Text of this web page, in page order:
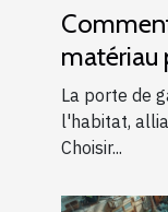
matériau
garage
La porte de
l'habitat,
Choisir...